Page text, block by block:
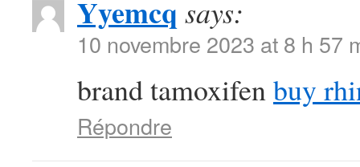
Yyemcq says:
10 novembre 2023 at 8 h 57
brand tamoxifenbuy
Répondre